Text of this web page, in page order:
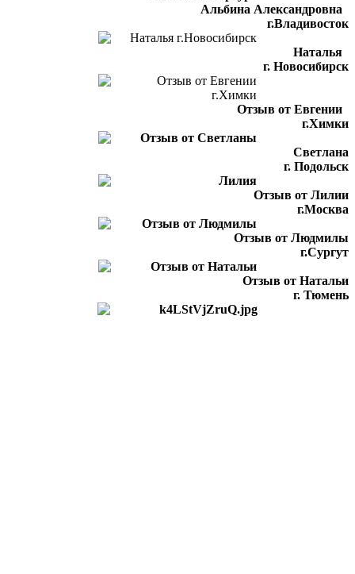
Альбина Александровна
г.Владивосток
Наталья
г. Новосибирск
Отзыв от Евгении
г.Химки
Светлана
г. Подольск
Отзыв от Лилии
г.Москва
Отзыв от Людмилы
г.Сургут
Отзыв от Натальи
г. Тюмень